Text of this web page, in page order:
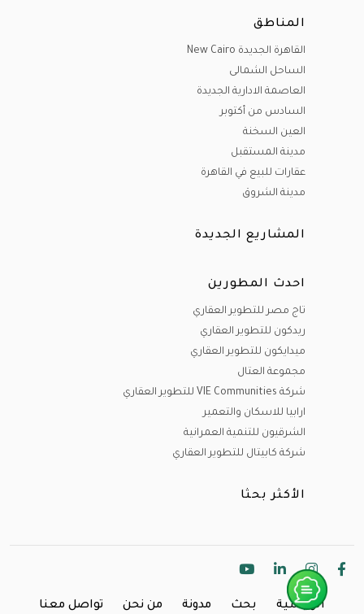
المناطق
القاهرة الجديدة New Cairo
الساحل الشمالى
العاصمة الادارية الجديدة
السادس من أكتوبر
العين السخنة
مدينة المستقبل
عقارات للبيع في القاهرة
مدينة الشروق
المشاريع الجديدة
احدث المطورين
تاج مصر للتطوير العقاري
ريدكون للتطوير العقاري
ميدايكون للتطوير العقاري
مجموعة العتال
شركة VIE Communities للتطوير العقاري
ارابيا للاسكان والتعمير
الشرقيون للتنمية العمرانية
شركة كابيتال للتطوير العقاري
الأكثر بحثا
الرئيسية بحث مدونة من نحن تواصل معنا